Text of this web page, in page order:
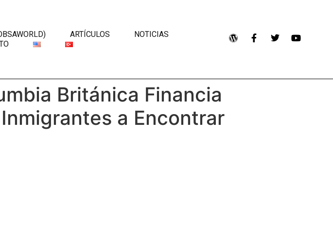
ARTÍCULOS
NOTICIAS
Británica Financia
a Encontrar